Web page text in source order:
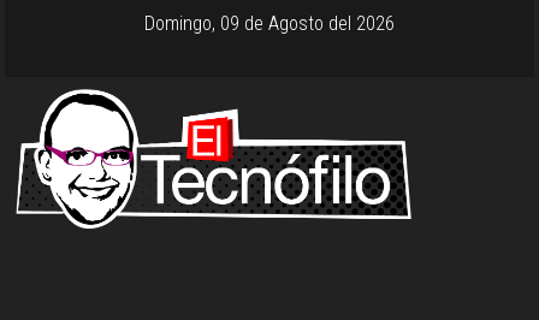
Domingo, 09 de Agosto del 2026